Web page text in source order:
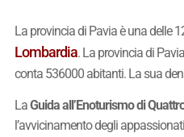
La provincia di Pavia è una delle
Lombardia. La provincia di
conta 536000 abitanti. La sua
LaGuida all’Enoturismo di
l’avvicinamento degli